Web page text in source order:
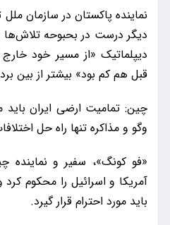
نماینده پاکستان در سازمان
دیگر درست در بحبوحه تلاش‌ها
دیپلماتیک «از مسیر خود
قبل هم کم بود» بیشتر از بین
چین: تمامیت ارضی ایران باید
وگو و مذاکره تنها راه حل
«فو کونگ»، سفیر و نماینده
آمریکا و اسرائیل را محکوم
باید مورد احترام قرار گیرد.